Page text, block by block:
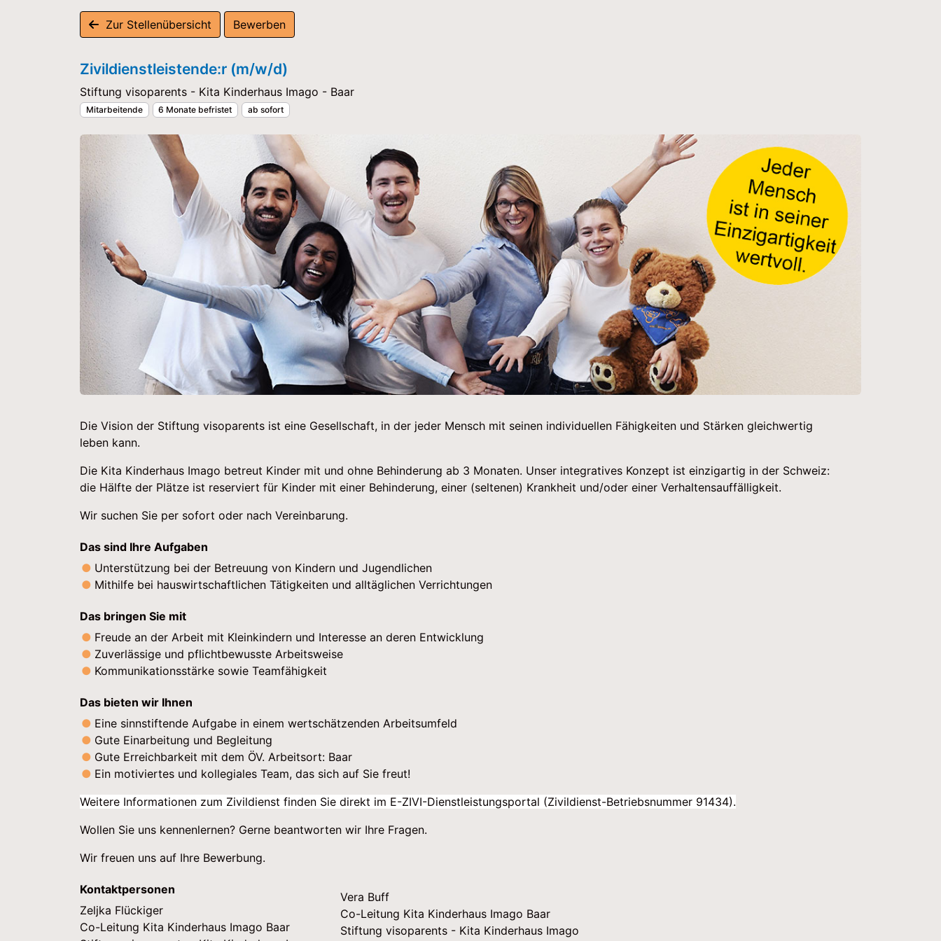
Zur Stellenübersicht Bewerben
Zivildienstleistende:r (m/w/d)
Stiftung visoparents - Kita Kinderhaus Imago - Baar
Mitarbeitende 6 Monate befristet ab sofort
Die Vision der Stiftung visoparents ist eine Gesellschaft, in der jeder Mensch mit seinen individuellen Fähigkeiten und Stärken gleichwertig
leben kann.
Die Kita Kinderhaus Imago betreut Kinder mit und ohne Behinderung ab 3 Monaten. Unser integratives Konzept ist einzigartig in der Schweiz:
die Hälfte der Plätze ist reserviert für Kinder mit einer Behinderung, einer (seltenen) Krankheit und/oder einer Verhaltensauffälligkeit.
Wir suchen Sie per sofort oder nach Vereinbarung.
Das sind Ihre Aufgaben
Unterstützung bei der Betreuung von Kindern und Jugendlichen
Mithilfe bei hauswirtschaftlichen Tätigkeiten und alltäglichen Verrichtungen
Das bringen Sie mit
Freude an der Arbeit mit Kleinkindern und Interesse an deren Entwicklung
Zuverlässige und pflichtbewusste Arbeitsweise
Kommunikationsstärke sowie Teamfähigkeit
Das bieten wir Ihnen
Eine sinnstiftende Aufgabe in einem wertschätzenden Arbeitsumfeld
Gute Einarbeitung und Begleitung
Gute Erreichbarkeit mit dem ÖV. Arbeitsort: Baar
Ein motiviertes und kollegiales Team, das sich auf Sie freut!
Weitere Informationen zum Zivildienst finden Sie direkt im E-ZIVI-Dienstleistungsportal (Zivildienst-Betriebsnummer 91434).
Wollen Sie uns kennenlernen? Gerne beantworten wir Ihre Fragen.
Wir freuen uns auf Ihre Bewerbung.
Kontaktpersonen
Zeljka Flückiger
Co-Leitung Kita Kinderhaus Imago Baar
Vera Buff
Co-Leitung Kita Kinderhaus Imago Baar
Stiftung visoparents - Kita Kinderhaus Imago